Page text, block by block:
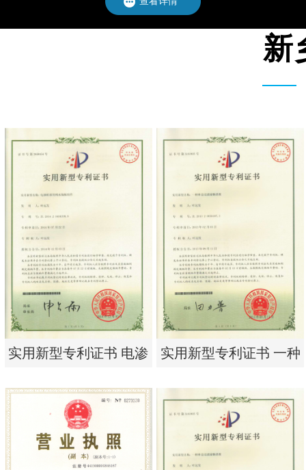
新
实用新型专利证书 电渗
实用新型专利证书 一种